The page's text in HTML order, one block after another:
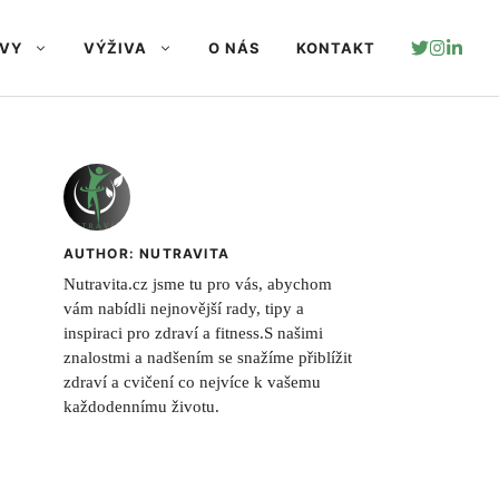
VÝŽIVA O NÁS KONTAKT
AUTHOR: NUTRAVITA
Nutravita.cz jsme tu pro vás, abychom
vám nabídli nejnovější rady, tipy a
inspiraci pro zdraví a fitness.S našimi
znalostmi a nadšením se snažíme přiblížit
zdraví a cvičení co nejvíce k vašemu
každodennímu životu.